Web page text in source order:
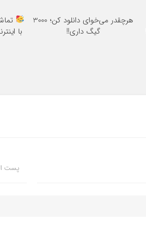
هرچقدر می‌خوای دانلود کن؛ 3000
گیگ داری!!
با
پست